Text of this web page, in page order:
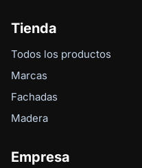
Tienda
Todos los productos
Marcas
Fachadas
Madera
Empresa